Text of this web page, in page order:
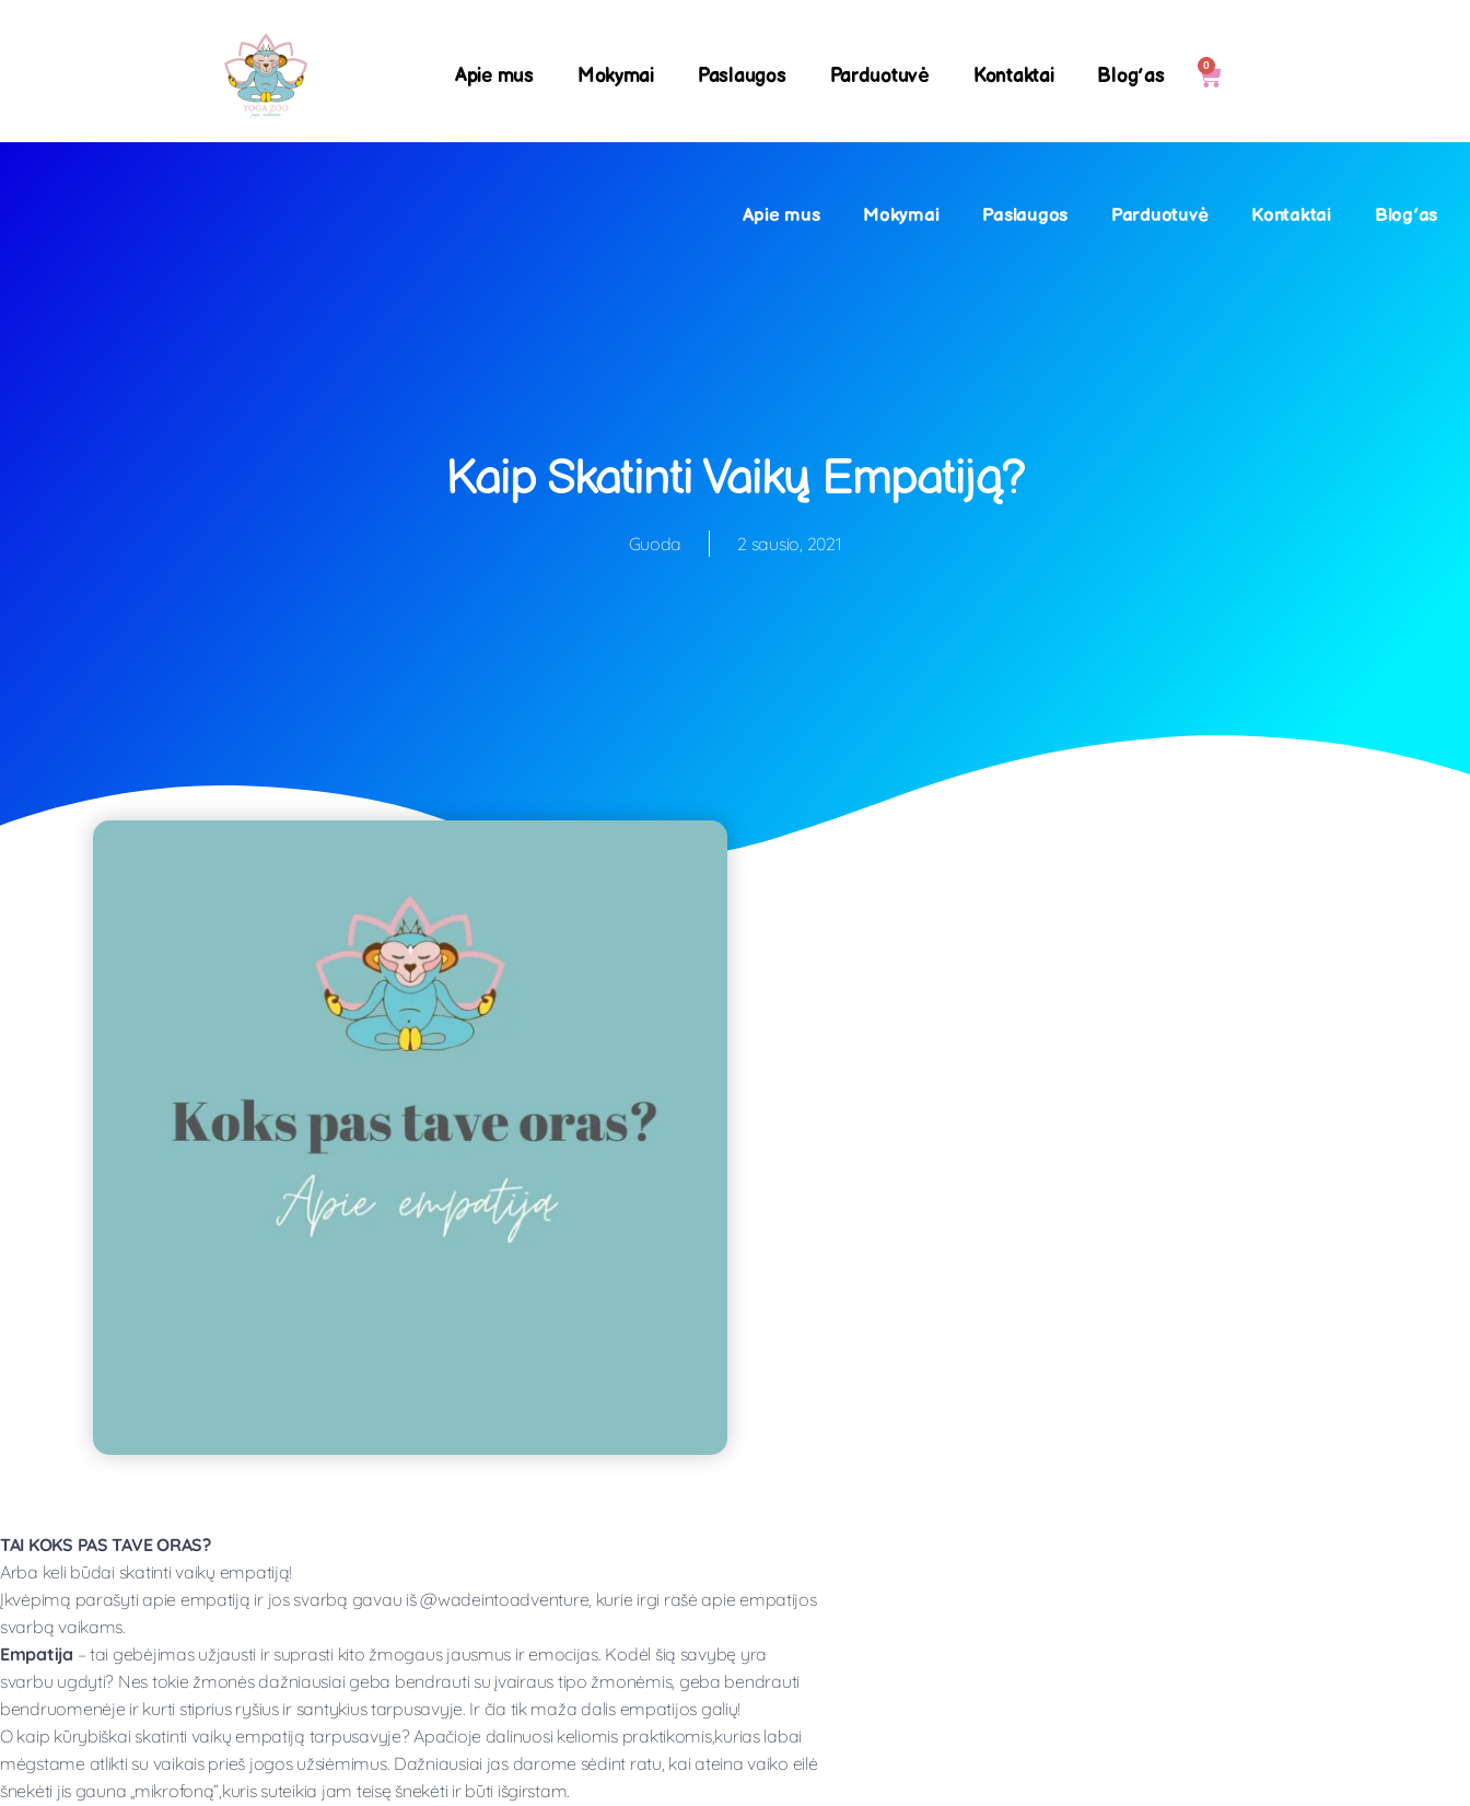
Apie mus Mokymai Paslaugos Parduotuvė Kontaktai Blog’as 0
Apie mus Mokymai Paslaugos Parduotuvė Kontaktai Blog’as
Kaip Skatinti Vaikų Empatiją?
Guoda 2 sausio, 2021
TAI KOKS PAS TAVE ORAS?
Arba keli būdai skatinti vaikų empatiją!
Įkvėpimą parašyti apie empatiją ir jos svarbą gavau iš @wadeintoadventure, kurie irgi rašė apie empatijos
svarbą vaikams.
Empatija – tai gebėjimas užjausti ir suprasti kito žmogaus jausmus ir emocijas. Kodėl šią savybę yra
svarbu ugdyti? Nes tokie žmonės dažniausiai geba bendrauti su įvairaus tipo žmonėmis, geba bendrauti
bendruomenėje ir kurti stiprius ryšius ir santykius tarpusavyje. Ir čia tik maža dalis empatijos galių!
O kaip kūrybiškai skatinti vaikų empatiją tarpusavyje? Apačioje dalinuosi keliomis praktikomis,kurias labai
mėgstame atlikti su vaikais prieš jogos užsiėmimus. Dažniausiai jas darome sėdint ratu, kai ateina vaiko eilė
šnekėti jis gauna „mikrofoną”,kuris suteikia jam teisę šnekėti ir būti išgirstam.